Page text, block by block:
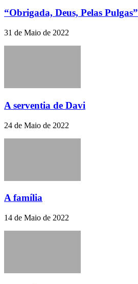
“Obrigada, Deus, Pelas Pulgas”
31 de Maio de 2022
A serventia de Davi
24 de Maio de 2022
A família
14 de Maio de 2022